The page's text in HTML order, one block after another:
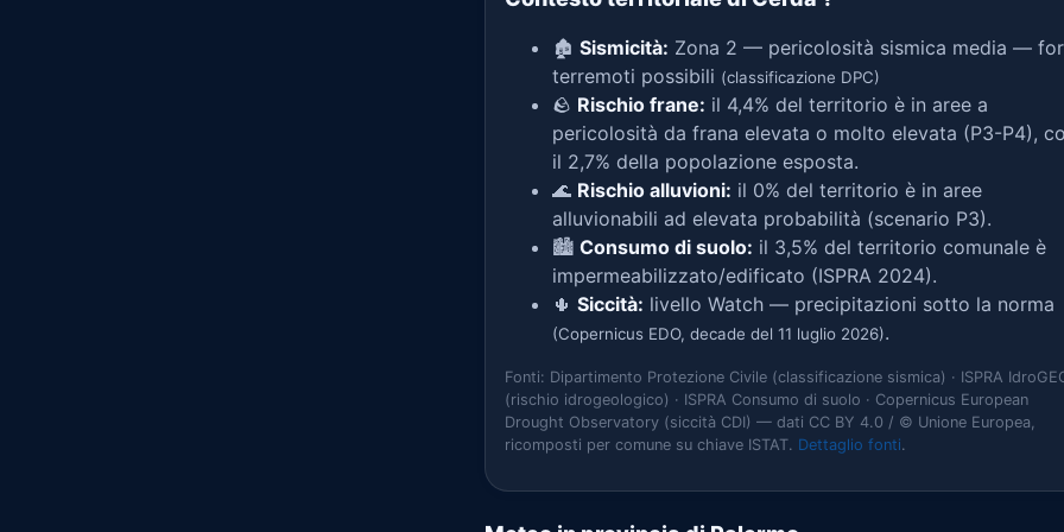
🏚️ Sismicità: Zona 2 — pericolosità sismica media —
terremoti possibili (classificazione DPC)
🪨 Rischio frane: il 4,4% del territorio è in aree a
pericolosità da frana elevata o molto elevata (P3-P4),
il 2,7% della popolazione esposta.
🌊 Rischio alluvioni: il 0% del territorio è in aree
alluvionabili ad elevata probabilità (scenario P3).
🏙️ Consumo di suolo: il 3,5% del territorio comunale è
impermeabilizzato/edificato (ISPRA 2024).
🌵 Siccità: livello Watch — precipitazioni sotto la norma
(Copernicus EDO, decade del 11 luglio 2026).
Fonti: Dipartimento Protezione Civile (classificazione sismica) · ISPRA
(rischio idrogeologico) · ISPRA Consumo di suolo · Copernicus European
Drought Observatory (siccità CDI) — dati CC BY 4.0 / © Unione Europea,
ricomposti per comune su chiave ISTAT. Dettaglio fonti.